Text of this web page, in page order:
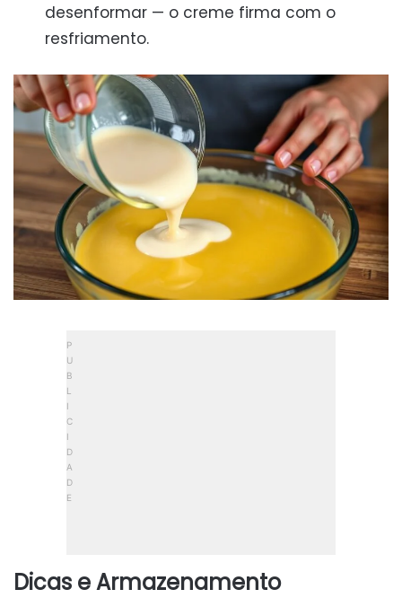
desenformar — o creme firma com o
resfriamento.
Dicas e Armazenamento